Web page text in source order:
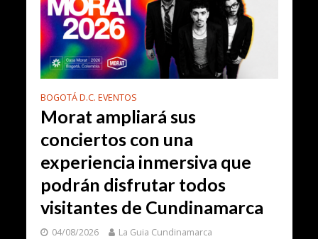
BOGOTÁ D.C. EVENTOS
Morat ampliará sus
conciertos con una
experiencia inmersiva que
podrán disfrutar todos
visitantes de Cundinamarca
04/08/2026 La Guia Cundinamarca